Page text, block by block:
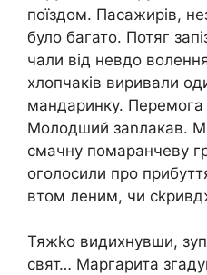
поїздом. Пасажирів,
було багато. Потяг
чали від невдо
хлопчаків виривали
мандаринку. Перемога
Молодший заnлакав.
смачну помаранчеву
оголосили про
втом леним, чи
Тяжkо видихнувши,
свят… Маргарита